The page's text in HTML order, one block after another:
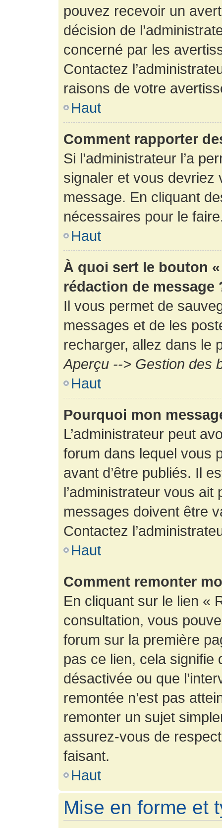
pouvez recevoir un
décision de
concerné par les
Contactez
raisons de votre
Haut
Comment rapporter
Si l’administrateur l’a
signaler et vous devriez
message. En cliquant
nécessaires pour le
Haut
À quoi sert le bouton
rédaction de message
Il vous permet de
messages et de les
recharger, allez dans le
Aperçu --> Gestion des
Haut
Pourquoi mon
L’administrateur peut
forum dans lequel vous
avant d’être publiés. Il
l’administrateur vous
messages doivent être
Contactez
Haut
Comment remonter
En cliquant sur le lien «
consultation, vous
forum sur la première
pas ce lien, cela signifie
désactivée ou que
remontée n’est pas
remonter un sujet
assurez-vous de
faisant.
Haut
Mise en forme et